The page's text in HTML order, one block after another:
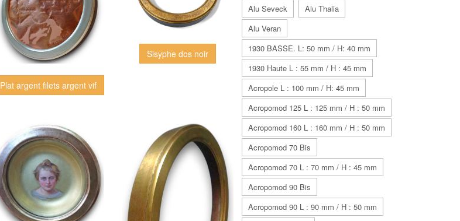
Plat argent filets argent vif
Sisyphe dos noir
Alu Seveck
Alu Thalia
Alu Veran
1930 BASSE. L: 50 mm / H: 40 mm
1930 Haute L : 55 mm / H : 45 mm
Acropole L : 100 mm / H: 45 mm
Acropomod 125 L : 125 mm / H : 50 mm
Acropomod 160 L : 160 mm / H : 50 mm
Acropomod 70 Bis
Acropomod 70 L : 70 mm / H : 45 mm
Acropomod 90 Bis
Acropomod 90 L : 90 mm / H : 50 mm